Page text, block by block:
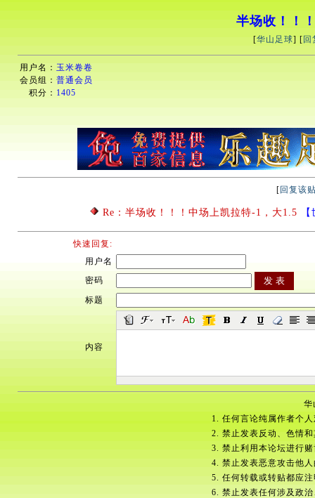
半场收！！
[华山足球] [ 回
用户名： 玉米卷卷
会员组： 普通会员
积分： 1405
[ 回复该
Re：半场收！！！中场上凯拉特-1，大1.5
快速回复:
用户名
密码
标题
内容
华
1. 任何言论纯属作者个
2. 禁止发表反动、色情
3. 禁止利用本论坛进行
4. 禁止发表恶意攻击他
5. 任何转载或转贴都应
6. 禁止发表任何涉及政